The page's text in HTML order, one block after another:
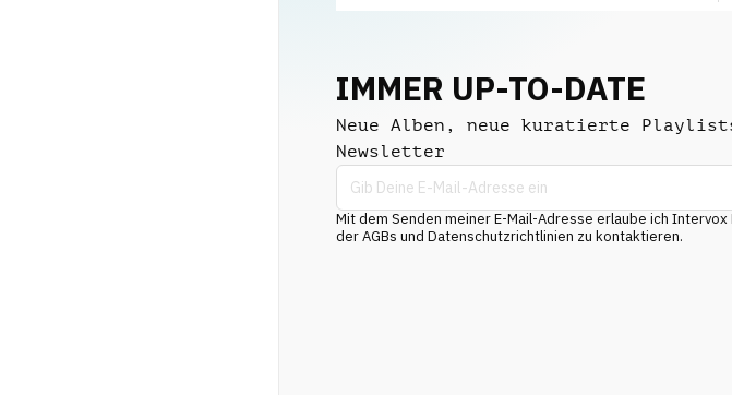
IMMER UP-TO-DATE
Neue Alben, neue kuratierte
Newsletter
Mit dem Senden meiner E-Mail-Adresse erlaube ich Intervox
der AGBs und Datenschutzrichtlinien zu kontaktieren.